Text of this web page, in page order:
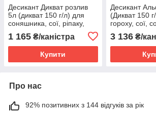
Десикант Дикват розлив
5л (дикват 150 г/л) для
соняшника, сої, ріпаку,
1 165 ₴/каністра
Купити
Десикант
(Дикват 150
гороху, сої,
ріпаку,
3 136₴/
Про нас
92% позитивних з 144 відгуків за рік